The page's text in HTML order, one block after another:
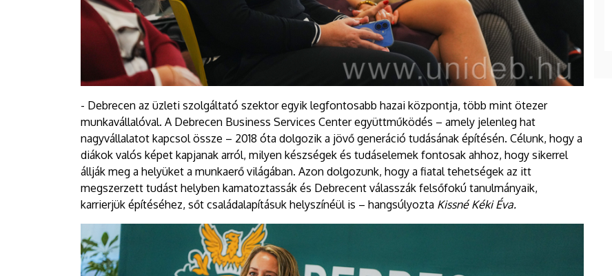
- Debrecen az üzleti szolgáltató szektor egyik legfontosabb hazai központja, több mint ötezer
munkavállalóval. A Debrecen Business Services Center együttműködés – amely jelenleg hat
nagyvállalatot kapcsol össze – 2018 óta dolgozik a jövő generáció tudásának építésén. Célunk, hogy a
diákok valós képet kapjanak arról, milyen készségek és tudáselemek fontosak ahhoz, hogy sikerrel
állják meg a helyüket a munkaerő világában. Azon dolgozunk, hogy a fiatal tehetségek az itt
megszerzett tudást helyben kamatoztassák és Debrecent válasszák felsőfokú tanulmányaik,
karrierjük építéséhez, sőt családalapításuk helyszínéül is – hangsúlyozta Kissné Kéki Éva.